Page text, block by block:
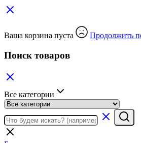
Ваша корзина пуста Продолжить
Поиск товаров
Все категории